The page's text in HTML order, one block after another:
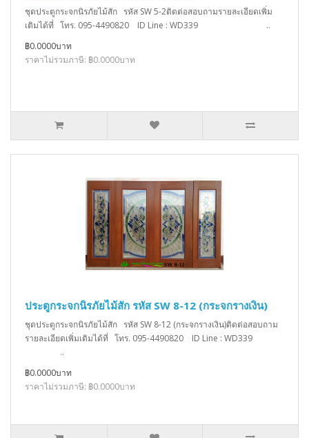
ชุดประตูกระจกนิรภัยไม้สัก รหัส SW 5-2ติดต่อสอบถามรายละเอียดเพิ่ม
เติมได้ที่ โทร. 095-4490820 ID Line : WD339 ..
฿0.0000บาท
ราคาไม่รวมภาษี: ฿0.0000บาท
ประตูกระจกนิรภัยไม้สัก รหัส SW 8-12 (กระจกรางเงิน)
ชุดประตูกระจกนิรภัยไม้สัก รหัส SW 8-12 (กระจกรางเงิน)ติดต่อสอบถาม
รายละเอียดเพิ่มเติมได้ที่ โทร. 095-4490820 ID Line : WD339
..
฿0.0000บาท
ราคาไม่รวมภาษี: ฿0.0000บาท